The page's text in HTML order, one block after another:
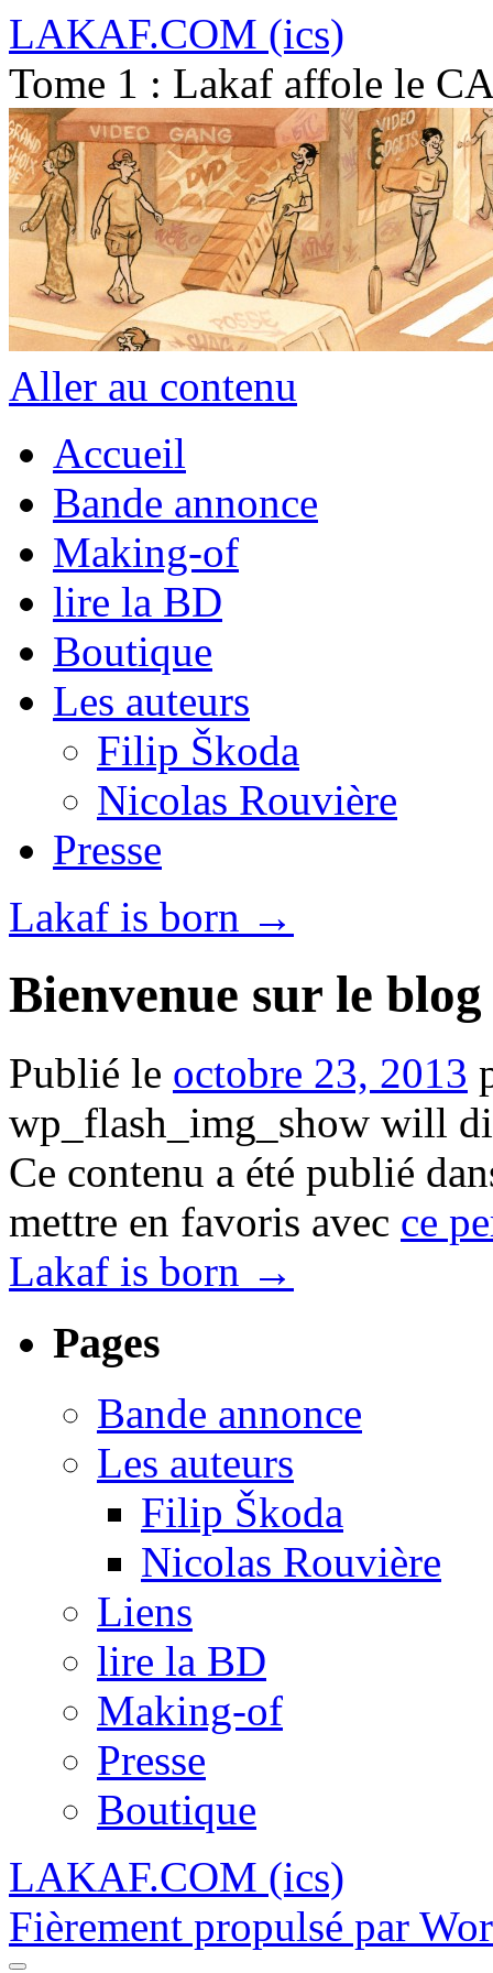
LAKAF.COM (ics)
Tome 1 : Lakaf affole le
Aller au contenu
Accueil
Bande annonce
Making-of
lire la BD
Boutique
Les auteurs
Filip Škoda
Nicolas Rouvière
Presse
Lakaf is born →
Bienvenue sur le
Publié le octobre 23, 2013
wp_flash_img_show will
Ce contenu a été publié
mettre en favoris avec ce
Lakaf is born →
Pages
Bande annonce
Les auteurs
Filip Škoda
Nicolas Rouvière
Liens
lire la BD
Making-of
Presse
Boutique
LAKAF.COM (ics)
Fièrement propulsé par